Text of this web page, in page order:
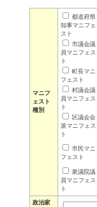
マニフ
ェスト
種別
都道府県
知事マニフェ
スト
市議会議
員マニフェス
ト
町長マニ
フェスト
村議会議
員マニフェス
ト
区議会会
派マニフェス
ト
市民マニ
フェスト
衆議院議
員マニフェス
ト
政治家